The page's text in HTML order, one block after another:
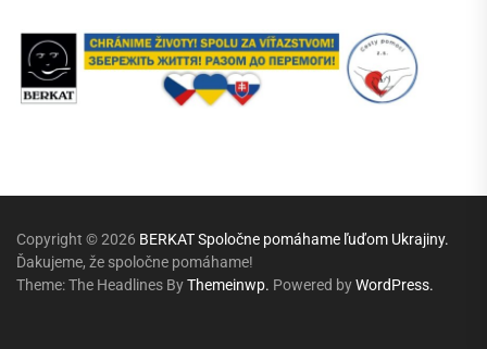
Copyright © 2026 BERKAT Spoločne pomáhame ľuďom Ukrajiny.
Ďakujeme, že spoločne pomáhame!
Theme: The Headlines ByThemeinwp. Powered byWordPress.